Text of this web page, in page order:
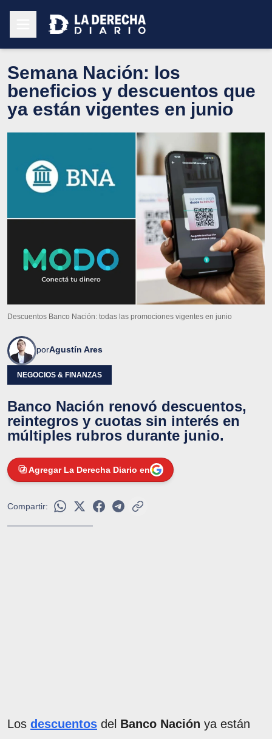
Semana Nación: los
beneficios y descuentos que
ya están vigentes en junio
Descuentos Banco Nación: todas las promociones vigentes en junio
porAgustín Ares
NEGOCIOS & FINANZAS
Banco Nación renovó descuentos,
reintegros y cuotas sin interés en
múltiples rubros durante junio.
Agregar La Derecha Diario en
Compartir:
Los descuentos del Banco Nación ya están